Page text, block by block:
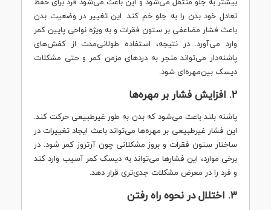
تعادل خود بدن را به جلو خم کند. این تغییر در وضعیت بدن
باعث فشار مضاعفی بر ستون فقرات و به ویژه نواحی پایین کمر
وارد می‌آورد. در نتیجه، استفاده طولانی‌مدت از کفش‌های
پاشنه‌دار می‌تواند منجر به دردهای مزمن کمر و حتی مشکلات
دیسک بین‌مهره‌ای شود.
۲. افزایش فشار بر مهره‌ها
پاشنه بلند باعث می‌شود که بدن به طور غیرطبیعی حرکت کند.
این فشار غیرطبیعی بر مهره‌ها می‌تواند باعث ایجاد تغییرات در
ساختار ستون فقرات و بروز مشکلاتی چون آرتروز کمر شود. در
برخی موارد، این فشارها می‌تواند به دیسک کمر آسیب وارد کند
و فرد را در معرض مشکلات جدی‌تری قرار دهد.
۳. اختلال در نحوه راه رفتن